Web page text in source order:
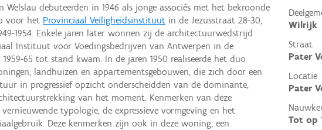
Wilrijk
Straat
Pater
Locatie
Pater
Tot op
Welslau debuteerden in 1946 als jonge associés met het bekroonde
voor het Provinciaal Veiligheidsinstituut in de Jezusstraat 28-30,
1954. Enkele jaren later wonnen zij de architectuurwedstrijd
Instituut voor Voedingsbedrijven van Antwerpen in de
65 tot stand kwam. In de jaren 1950 realiseerde het duo
landhuizen en appartementsgebouwen, die zich door een
in progressief opzicht onderscheidden van de dominante,
van het moment. Kenmerken van deze
typologie, de expressieve vormgeving en het
Deze kenmerken zijn ook in deze woning, een